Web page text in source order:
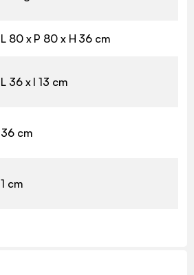
L 80 x P 80 x H 36 cm
L 36 x l 13 cm
36 cm
1 cm